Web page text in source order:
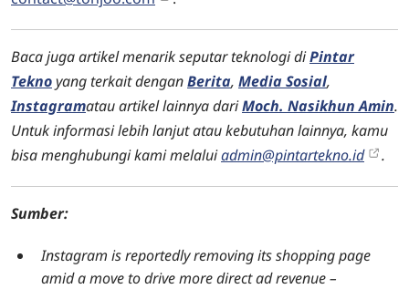
Baca juga artikel menarik seputar teknologi diPintar
Teknoyang terkait denganBerita, Media Sosial,
Instagramatau artikel lainnya dariMoch. Nasikhun Amin.
Untuk informasi lebih lanjut atau kebutuhan lainnya, kamu
bisa menghubungi kami melaluiadmin@pintartekno.id .
Sumber:
Instagram is reportedly removing its shopping page
amid a move to drive more direct ad revenue –